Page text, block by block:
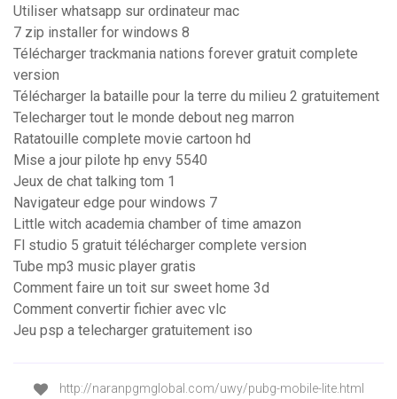
Utiliser whatsapp sur ordinateur mac
7 zip installer for windows 8
Télécharger trackmania nations forever gratuit complete
version
Télécharger la bataille pour la terre du milieu 2 gratuitement
Telecharger tout le monde debout neg marron
Ratatouille complete movie cartoon hd
Mise a jour pilote hp envy 5540
Jeux de chat talking tom 1
Navigateur edge pour windows 7
Little witch academia chamber of time amazon
Fl studio 5 gratuit télécharger complete version
Tube mp3 music player gratis
Comment faire un toit sur sweet home 3d
Comment convertir fichier avec vlc
Jeu psp a telecharger gratuitement iso
http://naranpgmglobal.com/uwy/pubg-mobile-lite.html